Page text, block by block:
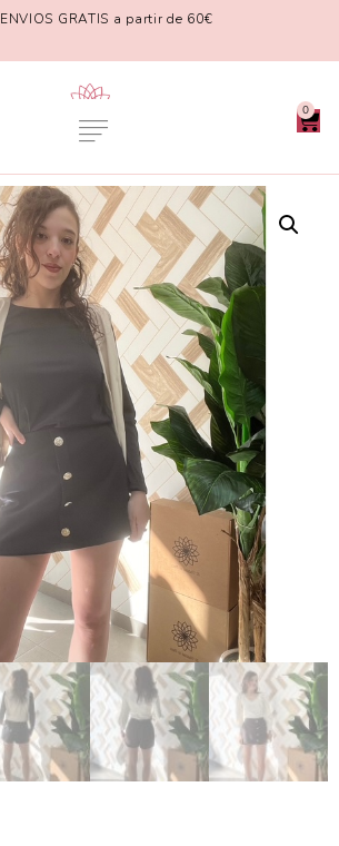
ENVIOS GRATIS a partir de 60€
0